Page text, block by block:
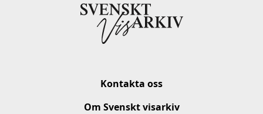
Kontakta oss
Om Svenskt visarkiv